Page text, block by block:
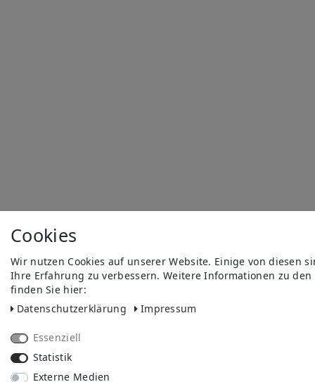
Cookies
Wir nutzen Cookies auf unserer Website. Einige von diesen
Ihre Erfahrung zu verbessern. Weitere Informationen zu
finden Sie hier:
Daten­schutz­erklärung
Impressum
Essenziell
Statistik
Externe Medien